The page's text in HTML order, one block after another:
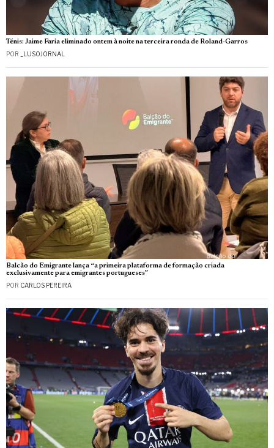
Ténis: Jaime Faria eliminado ontem à noite na terceira ronda de Roland-Garros
POR _LUSOJORNAL
Balcão do Emigrante lança “a primeira plataforma de formação criada
exclusivamente para emigrantes portugueses”
POR CARLOS PEREIRA